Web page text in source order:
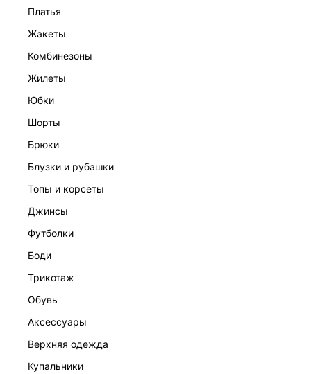
платья
жакеты
комбинезоны
жилеты
юбки
шорты
брюки
блузки и рубашки
топы и корсеты
джинсы
футболки
боди
трикотаж
обувь
аксессуары
верхняя одежда
купальники
6 999 ₽
ЭКСКЛЮЗИВНО ОНЛАЙН